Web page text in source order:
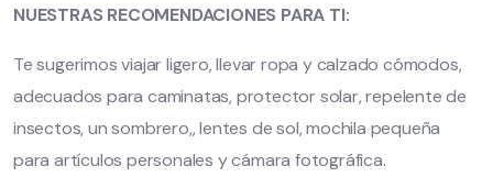
NUESTRAS RECOMENDACIONES PARA TI:
Te sugerimos viajar ligero, llevar ropa y calzado cómodos,
adecuados para caminatas, protector solar, repelente de
insectos, un sombrero,, lentes de sol, mochila pequeña
para artículos personales y cámara fotográfica.